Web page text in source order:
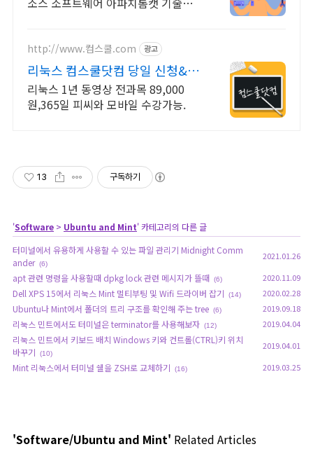
http://www.컴스쿨.com 광고
리눅스 컴스쿨닷컴 당일 신청&결
제시 기프티콘!
리눅스 1년 동영상 전과목 89,000
원,365일 피씨와 모바일 수강가능.
13 구독하기
'Software > Ubuntu and Mint' 카테고리의 다른 글
터미널에서 유용하게 사용할 수 있는 파일 관리기 Midnight Comm
ander (6)
2021.01.26
apt 관련 명령을 사용할때 dpkg lock 관련 메시지가 뜰때 (6) 2020.11.09
Dell XPS 15에서 리눅스 Mint 멀티부팅 및 Wifi 드라이버 잡기 (14) 2020.02.28
Ubuntu나 Mint에서 폴더의 트리 구조를 확인해 주는 tree (6) 2019.09.18
리눅스 민트에서도 터미널은 terminator를 사용해보자 (12) 2019.04.04
리눅스 민트에서 키보드 배치 Windows 키와 컨트롤(CTRL)키 위치
바꾸기
(10)
2019.04.01
Mint 리눅스에서 터미널 쉘을 ZSH로 교체하기 (16) 2019.03.25
'Software/Ubuntu and Mint' Related Articles